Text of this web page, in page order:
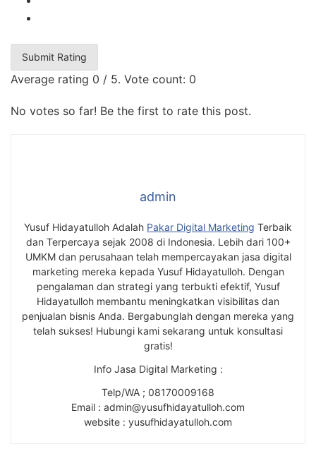
Submit Rating
Average rating 0 / 5. Vote count: 0
No votes so far! Be the first to rate this post.
admin
Yusuf Hidayatulloh Adalah Pakar Digital Marketing Terbaik
dan Terpercaya sejak 2008 di Indonesia. Lebih dari 100+
UMKM dan perusahaan telah mempercayakan jasa digital
marketing mereka kepada Yusuf Hidayatulloh. Dengan
pengalaman dan strategi yang terbukti efektif, Yusuf
Hidayatulloh membantu meningkatkan visibilitas dan
penjualan bisnis Anda. Bergabunglah dengan mereka yang
telah sukses! Hubungi kami sekarang untuk konsultasi
gratis!
Info Jasa Digital Marketing :
Telp/WA ; 08170009168
Email : admin@yusufhidayatulloh.com
website : yusufhidayatulloh.com